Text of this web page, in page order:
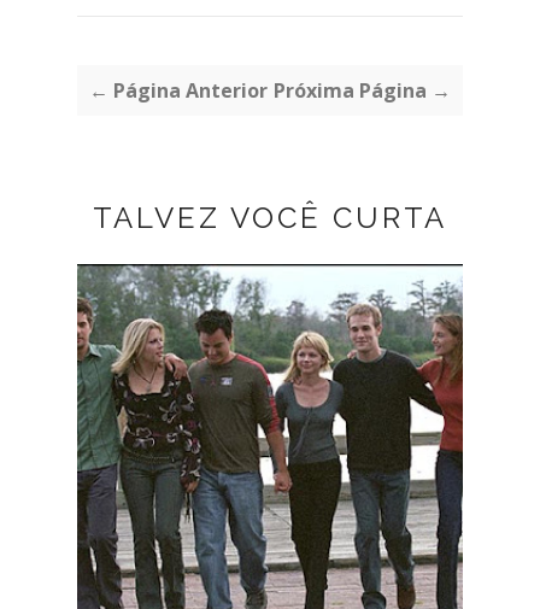
← Página Anterior Próxima Página →
TALVEZ VOCÊ CURTA